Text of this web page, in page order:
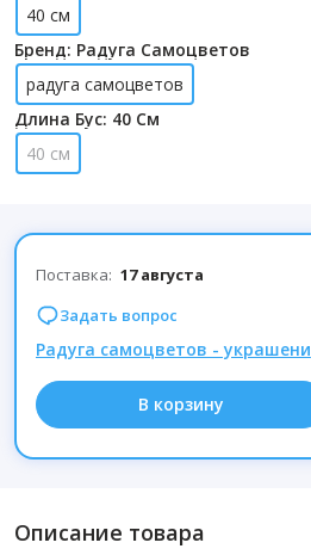
40 см
Бренд: Радуга Самоцветов
радуга самоцветов
Длина Бус: 40 См
40 см
Поставка: 17 августа
Задать вопрос
В корзину
Описание товара